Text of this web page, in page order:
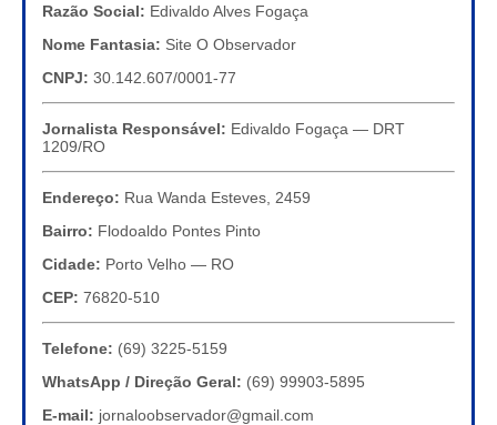
Razão Social: Edivaldo Alves Fogaça
Nome Fantasia: Site O Observador
CNPJ: 30.142.607/0001-77
Jornalista Responsável: Edivaldo Fogaça — DRT
1209/RO
Endereço: Rua Wanda Esteves, 2459
Bairro: Flodoaldo Pontes Pinto
Cidade: Porto Velho — RO
CEP: 76820-510
Telefone: (69) 3225-5159
WhatsApp / Direção Geral: (69) 99903-5895
E-mail: jornaloobservador@gmail.com